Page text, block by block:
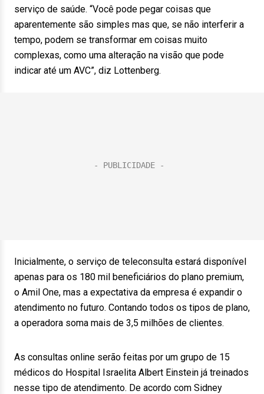
serviço de saúde. “Você pode pegar coisas que
aparentemente são simples mas que, se não interferir a
tempo, podem se transformar em coisas muito
complexas, como uma alteração na visão que pode
indicar até um AVC”, diz Lottenberg.
Inicialmente, o serviço de teleconsulta estará disponível
apenas para os 180 mil beneficiários do plano premium,
o Amil One, mas a expectativa da empresa é expandir o
atendimento no futuro. Contando todos os tipos de plano,
a operadora soma mais de 3,5 milhões de clientes.
As consultas online serão feitas por um grupo de 15
médicos do Hospital Israelita Albert Einstein já treinados
nesse tipo de atendimento. De acordo com Sidney